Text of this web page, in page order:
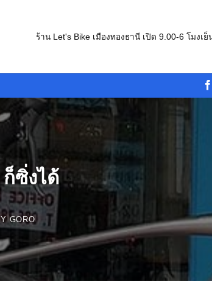
ร้าน Let's Bike เมืองทองธานี เปิด 9.00-6 โมงเ
ซิ่งได้
GORO